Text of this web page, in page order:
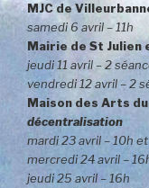
MJC de
samedi 6 avril – 11h
Mairie de St Julien
jeudi 11 avril – 2
vendredi 12 avril – 2
Maison des Arts
décentralisation
mardi 23 avril – 10h
mercredi 24 avril –
jeudi 25 avril – 16h